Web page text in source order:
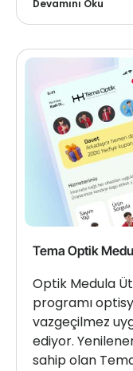
Devamını Oku
Tema Optik
Optik Medula
programı
vazgeçilmez
ediyor.
sahip olan